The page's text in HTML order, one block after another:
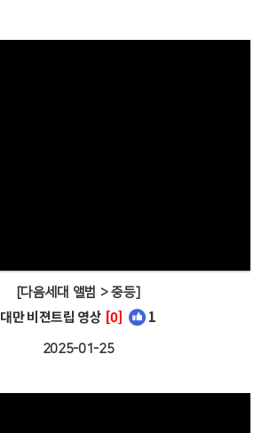
[다음세대 앨범 > 중등]
대만 비젼트립 영상 [0] 1
2025-01-25